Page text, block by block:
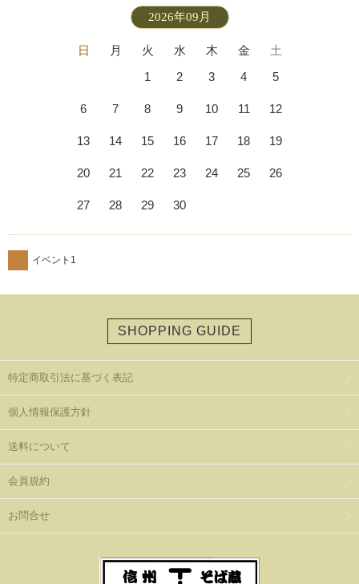
2026年09月
日 月 火 水 木 金
土
1
2 3 4 5
6 7 8 9 10 11 12
13 14 15 16 17 18 19
20 21 22 23 24 25 26
27 28 29 30
イベント1
SHOPPING GUIDE
特定商取引法に基づく表記
個人情報保護方針
送料について
会員規約
お問合せ